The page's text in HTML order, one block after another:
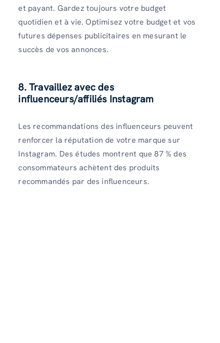
et payant. Gardez toujours votre budget
quotidien et à vie. Optimisez votre budget et vos
futures dépenses publicitaires en mesurant le
succès de vos annonces.
8. Travaillez avec des
influenceurs/affiliés Instagram
Les recommandations des influenceurs peuvent
renforcer la réputation de votre marque sur
Instagram. Des études montrent que 87 % des
consommateurs achètent des produits
recommandés par des influenceurs.